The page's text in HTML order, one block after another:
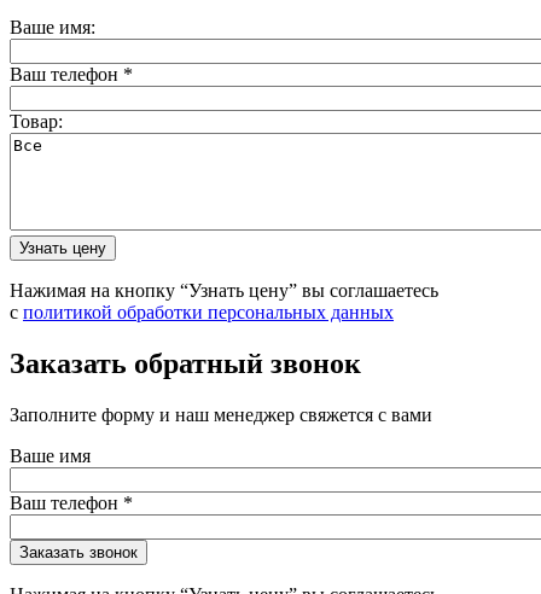
Ваше имя:
Ваш телефон *
Товар:
Нажимая на кнопку “Узнать цену” вы соглашаетесь
с политикой обработки персональных данных
Заказать обратный звонок
Заполните форму и наш менеджер свяжется с вами
Ваше имя
Ваш телефон *